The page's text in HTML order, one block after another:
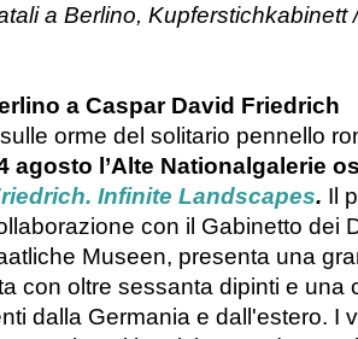
a Berlino, Kupferstichkabinett
a Caspar David Friedrich
orme del solitario pennello
agosto l’Alte Nationalgalerie
Infinite Landscapes. Il
con il Gabinetto dei
Museen, presenta una
con oltre sessanta dipinti e una
dalla Germania e dall'estero. I